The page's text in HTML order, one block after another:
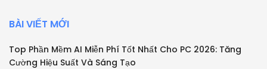
BÀI VIẾT MỚI
Top Phần Mềm AI Miễn Phí Tốt Nhất Cho PC 2026: Tăng
Cường Hiệu Suất Và Sáng Tạo